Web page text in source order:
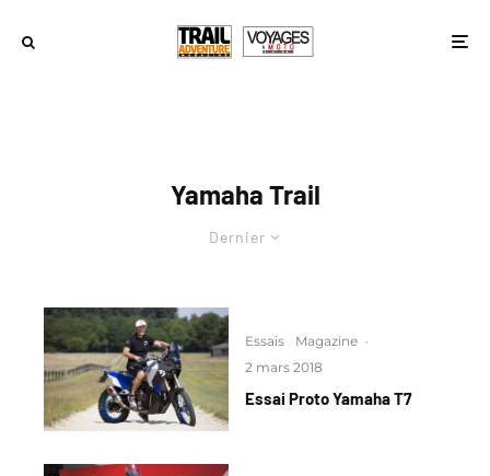
Yamaha Trail
Dernier
Essais Magazine ·
2 mars 2018
Essai Proto Yamaha T7